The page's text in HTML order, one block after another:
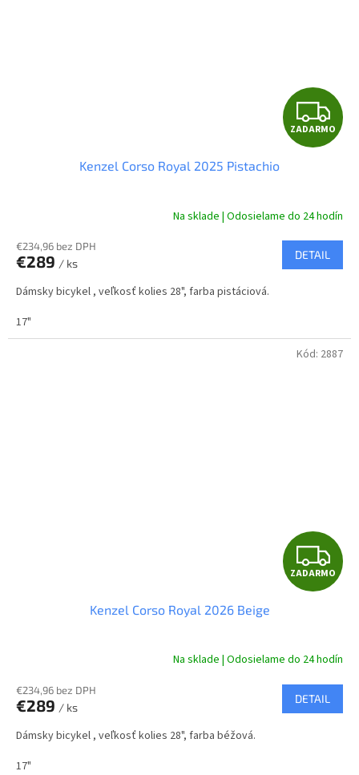
Z
A
A
R
M
ZADARMO
Kenzel Corso Royal 2025 Pistachio
Na sklade | Odosielame do 24 hodín
€234,96 bez DPH
€289 / ks
DETAIL
Dámsky bicykel , veľkosť kolies 28", farba pistáciová.
17"
Z
A
A
R
M
ZADARMO
Kenzel Corso Royal 2026 Beige
Na sklade | Odosielame do 24 hodín
€234,96 bez DPH
€289 / ks
DETAIL
Dámsky bicykel , veľkosť kolies 28", farba béžová.
17"
Kód: 2887